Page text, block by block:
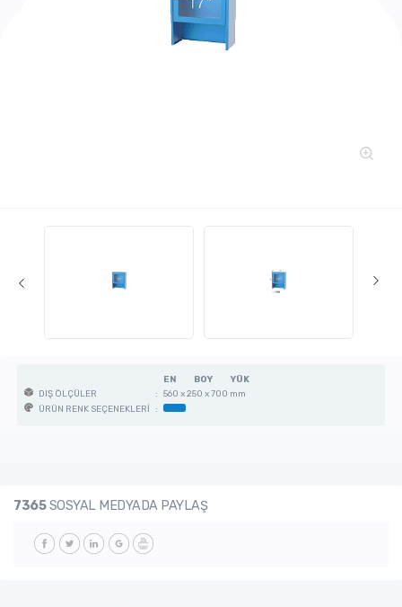
EN BOY
YÜK
DIŞ ÖLÇÜLER
: 560 x 250 x 700 mm
ÜRÜN RENK SEÇENEKLERİ :
7365SOSYAL MEDYADA PAYLAŞ